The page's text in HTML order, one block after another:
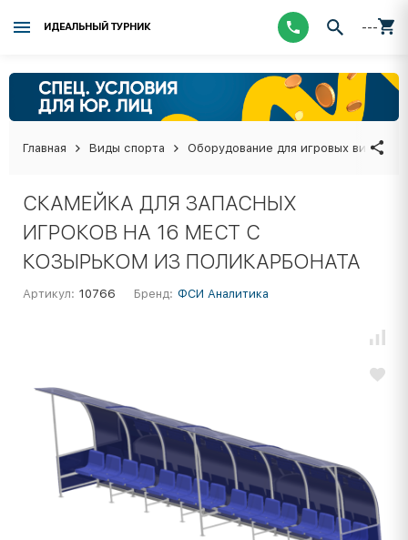
ИДЕАЛЬНЫЙ ТУРНИК ---
Главная Виды спорта Оборудование для игровых видов
СКАМЕЙКА ДЛЯ ЗАПАСНЫХ
ИГРОКОВ НА 16 МЕСТ С
КОЗЫРЬКОМ ИЗ ПОЛИКАРБОНАТА
Артикул: 10766 Бренд: ФСИ Аналитика